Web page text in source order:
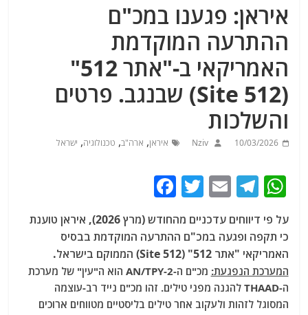
איראן: פגענו במכ"ם
ההתרעה המוקדמת
האמריקאי ב-"אתר 512"
(Site 512) שבנגב. פרטים
והשלכות
10/03/2026
Nziv איראן, ארה"ב, טכנולוגיה, ישראל
W
at
s
A
p
T
e
g
ra
m
E
ai
l
T
itt
er
a
c
e
b
o
על פי דיווחים עדכניים מהחודש (מרץ 2026), איראן טוענת
כי תקפה ופגעה במכ"ם ההתרעה המוקדמת בבסיס
האמריקאי "אתר 512" (Site 512) הממוקם בישראל.
המערכת הנפגעת:
מכ"ם ה-AN/TPY-2 הוא ה"עין" של מערכת
ה-THAAD להגנה מפני טילים. זהו מכ"ם נייד רב-עוצמה
המסוגל לזהות ולעקוב אחר טילים בליסטיים מטווחים ארוכים